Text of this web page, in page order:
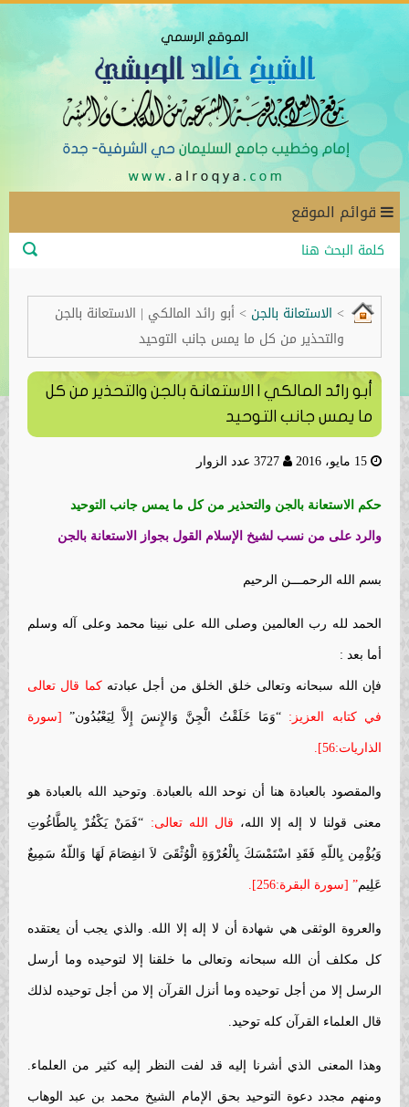
قوائم الموقع
> الاستعانة بالجن > أبو رائد المالكي | الاستعانة بالجن
والتحذير من كل ما يمس جانب التوحيد
أبو رائد المالكي | الاستعانة بالجن والتحذير من كل
ما يمس جانب التوحيد
حكم الاستعانة بالجن والتحذير من كل ما يمس جانب التوحيد
والرد على من نسب لشيخ الإسلام القول بجواز الاستعانة بالجن
بسم الله الرحمـــن الرحيم
الحمد لله رب العالمين وصلى الله على نبينا محمد وعلى آله وسلم
أما بعد :
فإن الله سبحانه وتعالى خلق الخلق من أجل عبادته كما قال تعالى
في كتابه العزيز: “وَمَا خَلَقْتُ الْجِنَّ وَالإِنسَ إِلاَّ لِيَعْبُدُون”[سورة
الذاريات:56].
والمقصود بالعبادة هنا أن نوحد الله بالعبادة. وتوحيد الله بالعبادة هو
معنى قولنا لا إله إلا الله، قال الله تعالى: “فَمَنْ يَكْفُرْ بِالطَّاغُوتِ
وَيُؤْمِن بِاللّهِ فَقَدِ اسْتَمْسَكَ بِالْعُرْوَةِ الْوُثْقَىَ لاَ انفِصَامَ لَهَا وَاللّهُ سَمِيعٌ
عَلِيم” [سورة البقرة:256].
والعروة الوثقى هي شهادة أن لا إله إلا الله. والذي يجب أن يعتقده
كل مكلف أن الله سبحانه وتعالى ما خلقنا إلا لتوحيده وما أرسل
الرسل إلا من أجل توحيده وما أنزل القرآن إلا من أجل توحيده لذلك
قال العلماء القرآن كله توحيد.
وهذا المعنى الذي أشرنا إليه قد لفت النظر إليه كثير من العلماء.
ومنهم مجدد دعوة التوحيد بحق الإمام الشيخ محمد بن عبد الوهاب